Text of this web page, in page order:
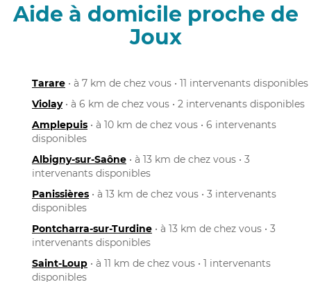
Aide à domicile proche de
Joux
Tarare • à 7 km de chez vous • 11 intervenants disponibles
Violay• à 6 km de chez vous • 2 intervenants disponibles
Amplepuis • à 10 km de chez vous • 6 intervenants
disponibles
Albigny-sur-Saône • à 13 km de chez vous • 3
intervenants disponibles
Panissières • à 13 km de chez vous • 3 intervenants
disponibles
Pontcharra-sur-Turdine • à 13 km de chez vous • 3
intervenants disponibles
Saint-Loup • à 11 km de chez vous • 1 intervenants
disponibles